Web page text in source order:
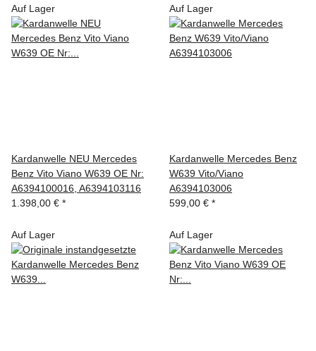
Auf Lager
Kardanwelle NEU Mercedes
Benz Vito Viano W639 OE Nr:
A6394100016, A6394103116
1.398,00 € *
Auf Lager
Kardanwelle Mercedes Benz
W639 Vito/Viano
A6394103006
599,00 € *
Auf Lager Auf Lager